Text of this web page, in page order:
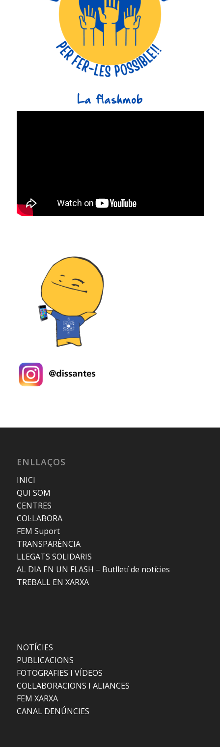
La flashmob
ENLLAÇOS
INICI
QUI SOM
CENTRES
COL·LABORA
FEM Suport
TRANSPARÈNCIA
LLEGATS SOLIDARIS
AL DIA EN UN FLASH – Butlletí de notícies
TREBALL EN XARXA
NOTÍCIES
PUBLICACIONS
FOTOGRAFIES I VÍDEOS
COL·LABORACIONS I ALIANCES
FEM XARXA
CANAL DENÚNCIES